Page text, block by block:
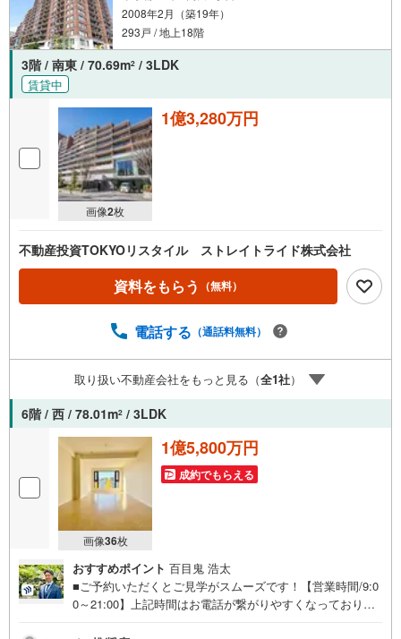
2008年2月（築19年）
293戸 / 地上18階
3階 / 南東 / 70.69m2 / 3LDK
賃貸中
画像2枚
1億3,280万円
不動産投資TOKYOリスタイル ストレイトライド株式会社
資料をもらう （無料）
電話する （通話料無料）
取り扱い不動産会社をもっと見る（全1社）
6階 / 西 / 78.01m2 / 3LDK
画像36枚
1億5,800万円
成約でもらえる
おすすめポイント 百目鬼 浩太
■ご予約いただくとご見学がスムーズです！【営業時間/9:0
0～21:00】上記時間はお電話が繋がりやすくなっておりま